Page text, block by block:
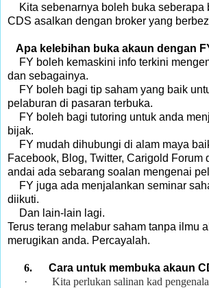
Kita sebenarnya boleh buka seberapa
CDS asalkan dengan broker yang
Apa kelebihan buka akaun dengan
FY boleh kemaskini info terkini
dan sebagainya.
FY boleh bagi tip saham yang baik
pelaburan di pasaran terbuka.
FY boleh bagi tutoring untuk anda
bijak.
FY mudah dihubungi di alam maya
Facebook, Blog, Twitter, Carigold Forum
andai ada sebarang soalan mengenai
FY juga ada menjalankan seminar
diikuti.
Dan lain-lain lagi.
Terus terang melabur saham tanpa ilmu
merugikan anda. Percayalah.
6.
Cara untuk membuka akaun
·
Kita perlukan salinan kad